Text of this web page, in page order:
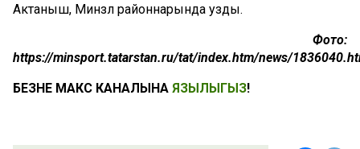
Актаныш, Минзәлә районнарында узды.
Фото:
https://minsport.tatarstan.ru/tat/index.htm/news/
БЕЗНЕҢ МАКС КАНАЛЫНА ЯЗЫЛЫГЫЗ!